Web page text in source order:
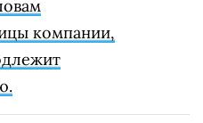
компании,